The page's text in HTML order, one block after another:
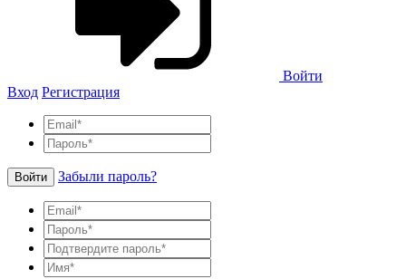
Войти
Вход Регистрация
Войти Забыли пароль?